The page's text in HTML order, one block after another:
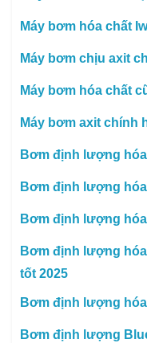
Máy bơm hóa chất
Máy bơm chịu axit
Máy bơm hóa chất
Máy bơm axit chính
Bơm định lượng
Bơm định lượng
Bơm định lượng
Bơm định lượng
tốt 2025
Bơm định lượng
Bơm định lượng